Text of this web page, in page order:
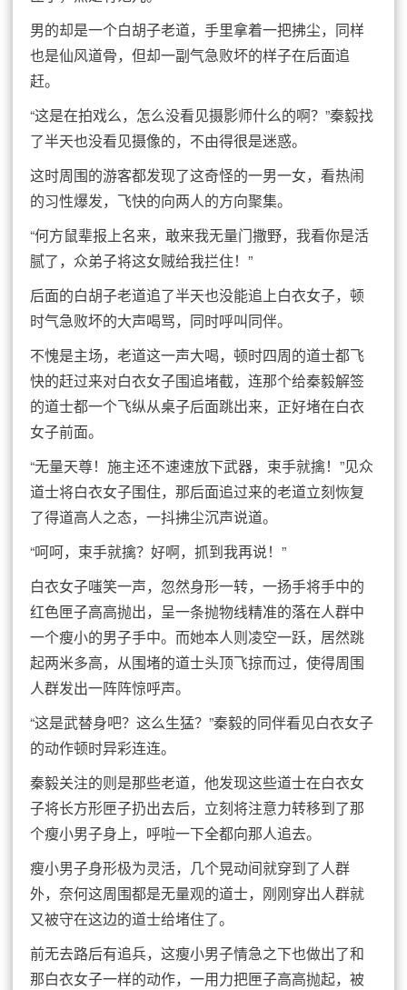
男的却是一个白胡子老道，手里拿着一把拂尘，同样
也是仙风道骨，但却一副气急败坏的样子在后面追
赶。
“这是在拍戏么，怎么没看见摄影师什么的啊？”秦毅找
了半天也没看见摄像的，不由得很是迷惑。
这时周围的游客都发现了这奇怪的一男一女，看热闹
的习性爆发，飞快的向两人的方向聚集。
“何方鼠辈报上名来，敢来我无量门撒野，我看你是活
腻了，众弟子将这女贼给我拦住！”
后面的白胡子老道追了半天也没能追上白衣女子，顿
时气急败坏的大声喝骂，同时呼叫同伴。
不愧是主场，老道这一声大喝，顿时四周的道士都飞
快的赶过来对白衣女子围追堵截，连那个给秦毅解签
的道士都一个飞纵从桌子后面跳出来，正好堵在白衣
女子前面。
“无量天尊！施主还不速速放下武器，束手就擒！”见众
道士将白衣女子围住，那后面追过来的老道立刻恢复
了得道高人之态，一抖拂尘沉声说道。
“呵呵，束手就擒？好啊，抓到我再说！”
白衣女子嗤笑一声，忽然身形一转，一扬手将手中的
红色匣子高高抛出，呈一条抛物线精准的落在人群中
一个瘦小的男子手中。而她本人则凌空一跃，居然跳
起两米多高，从围堵的道士头顶飞掠而过，使得周围
人群发出一阵阵惊呼声。
“这是武替身吧？这么生猛？”秦毅的同伴看见白衣女子
的动作顿时异彩连连。
秦毅关注的则是那些老道，他发现这些道士在白衣女
子将长方形匣子扔出去后，立刻将注意力转移到了那
个瘦小男子身上，呼啦一下全都向那人追去。
瘦小男子身形极为灵活，几个晃动间就穿到了人群
外，奈何这周围都是无量观的道士，刚刚穿出人群就
又被守在这边的道士给堵住了。
前无去路后有追兵，这瘦小男子情急之下也做出了和
那白衣女子一样的动作，一用力把匣子高高抛起，被